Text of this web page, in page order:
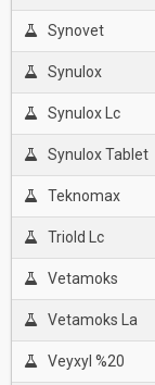
Synovet
Synulox
Synulox Lc
Synulox Tablet
Teknomax
Triold Lc
Vetamoks
Vetamoks La
Veyxyl %20